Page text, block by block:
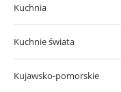
Kuchnia
Kuchnie świata
Kujawsko-pomorskie